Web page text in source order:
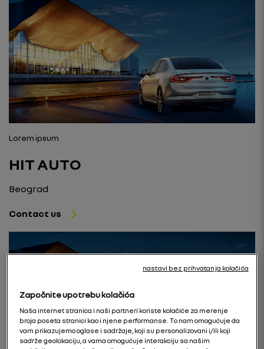
Lorem ipsum
HIT AUTO
Beograd
Contact us
Započnite upotrebu kolačića
Naša internet stranica i naši partneri koriste kolačiće za merenje
broja poseta stranici kao i njene performanse. To nam omogućuje da
vam prikazujemo oglase i sadržaje, koji su personalizovani i/ili koji
sadrže geolokaciju, a vama omogućuje interakciju sa našim
nastavi bez prihvatanja kolačića